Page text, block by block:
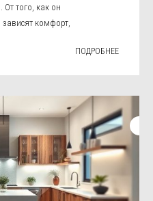
От того, как он
комфорт,
ПОДРОБНЕЕ